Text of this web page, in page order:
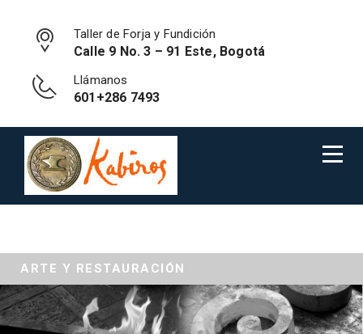
Taller de Forja y Fundición
Calle 9 No. 3 – 91 Este, Bogotá
Llámanos
601+286 7493
ARTE Y RESTAURACIÓN